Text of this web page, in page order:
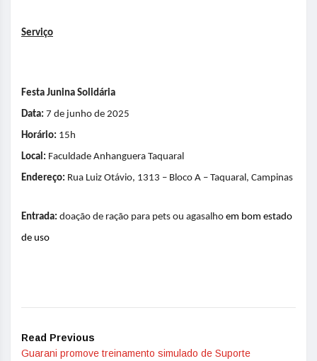
Serviço
Festa Junina Solidária
Data: 7 de junho de 2025
Horário: 15h
Local: Faculdade Anhanguera Taquaral
Endereço: Rua Luiz Otávio, 1313 – Bloco A – Taquaral, Campinas
Entrada: doação de ração para pets ou agasalho em bom estado
de uso
Read Previous
Guarani promove treinamento simulado de Suporte